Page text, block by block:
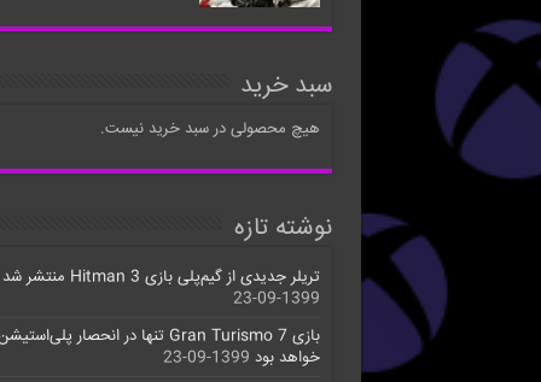
سبد خرید
هیچ محصولی در سبد خرید نیست.
نوشته تازه
تریلر جدیدی از گیم‌پلی بازی Hitman 3 منتشر شد
1399-09-23
خواهد بود 1399-09-23